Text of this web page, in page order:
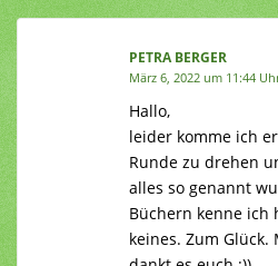
PETRA BERGER
März 6, 2022 um 11:44
Hallo,
leider komme ich
Runde zu drehen
alles so genannt
Büchern kenne ich
keines. Zum